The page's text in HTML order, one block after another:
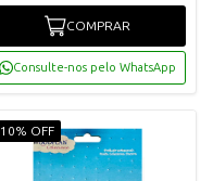
COMPRAR
Consulte-nos pelo WhatsApp
10% OFF